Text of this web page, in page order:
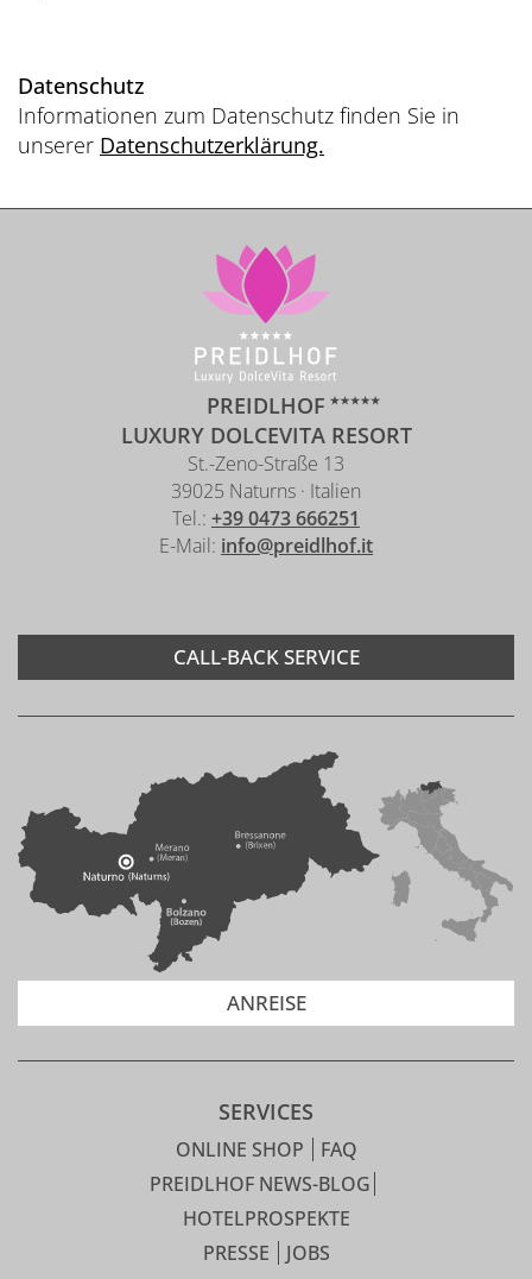
Datenschutz
Informationen zum Datenschutz finden Sie in
unserer Datenschutzerklärung.
ANREISE
PREIDLHOF
LUXURY DOLCEVITA RESORT
St.-Zeno-Straße 13
39025 Naturns · Italien
Tel.: +39 0473 666251
E-Mail: info@preidlhof.it
CALL-BACK SERVICE
SERVICES
ONLINE SHOP
FAQ
PREIDLHOF NEWS-BLOG
HOTELPROSPEKTE
PRESSE
JOBS